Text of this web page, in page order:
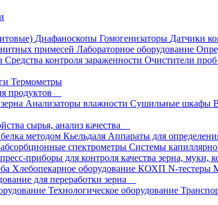
Диафаноскопы Гомогенизаторы Датчики
примесей Лабораторное оборудование
Средства контроля зараженности Очистители проб
Термометры
продуктов
Анализаторы влажности Сушильные шкафы
сырья, анализ качества
методом Кьельдаля Аппараты для
спектрометры Системы
приборы для контроля качества зерна,
Хлебопекарное оборудование КОХП N-тестеры
для переработки зерна
Технологическое оборудование